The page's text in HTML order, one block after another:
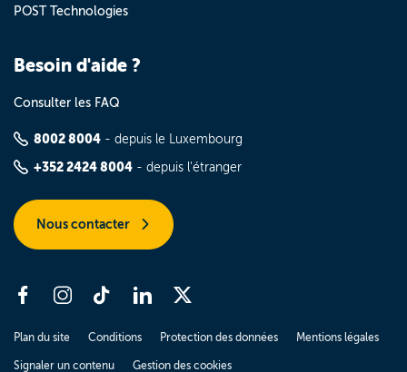
POST Technologies
Besoin d'aide ?
Consulter les FAQ
8002 8004 - depuis le Luxembourg
+352 2424 8004 - depuis l'étranger
Nous contacter
Plan du site Conditions Protection des données Mentions légales
Signaler un contenu Gestion des cookies